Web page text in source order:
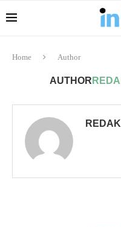
Home Author
AUTHOR